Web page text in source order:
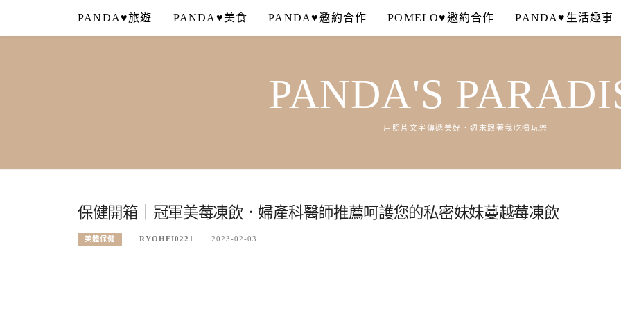
content
PANDA♥旅遊 PANDA♥美食 PANDA♥邀約合作 POMELO♥邀約合作 PANDA♥生活趣事
PANDA'S
用照片文字傳遞美好．週末跟著我吃喝玩樂
保健開箱｜冠軍美莓凍飲．婦產科醫師推薦呵護您的私密妹妹蔓越莓凍飲
美體保健 RYOHEI0221 2023-02-03